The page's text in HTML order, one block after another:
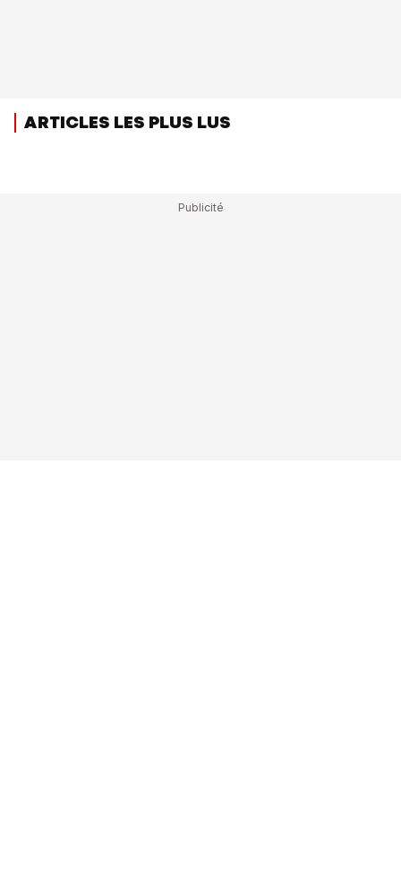
ARTICLES LES PLUS LUS